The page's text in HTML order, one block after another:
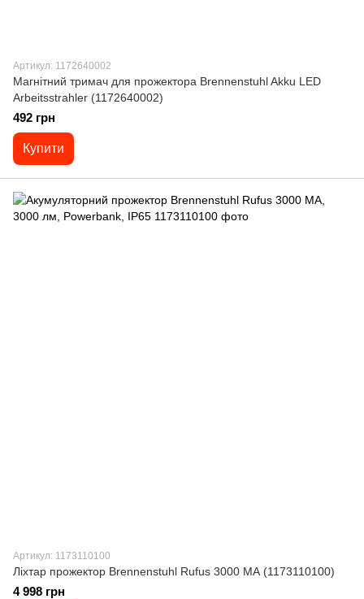
Артикул: 1172640002
Магнітний тримач для прожектора Brennenstuhl Akku LED
Arbeitsstrahler (1172640002)
492 грн
Купити
Артикул: 1173110100
Ліхтар прожектор Brennenstuhl Rufus 3000 МА (1173110100)
4 998 грн